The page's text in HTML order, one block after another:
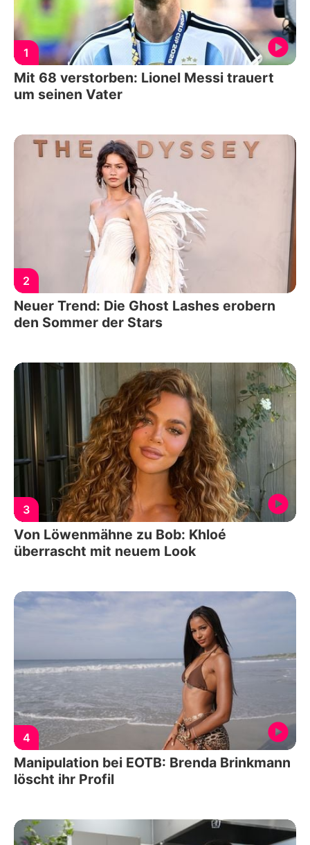
1
Mit 68 verstorben: Lionel Messi trauert
um seinen Vater
2
Neuer Trend: Die Ghost Lashes erobern
den Sommer der Stars
3
Von Löwenmähne zu Bob: Khloé
überrascht mit neuem Look
4
Manipulation bei EOTB: Brenda Brinkmann
löscht ihr Profil